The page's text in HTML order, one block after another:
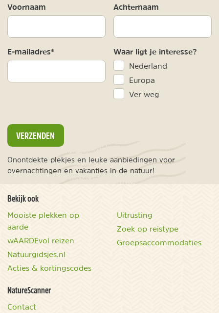
Voornaam Achternaam
E-mailadres* Waar ligt je interesse?
Nederland
Europa
Ver weg
VERZENDEN
Onontdekte plekjes en leuke aanbiedingen voor
overnachtingen en vakanties in de natuur!
Bekijk ook
Mooiste plekken op
aarde
wAARDEvol reizen
Natuurgidsjes.nl
Acties & kortingscodes
Uitrusting
Zoek op reistype
Groepsaccommodaties
NatureScanner
Contact